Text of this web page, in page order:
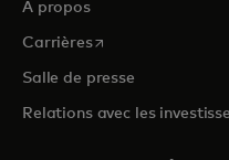
À propos
Carrièress’ouvre dans un
Salle de presse
Relations avec les